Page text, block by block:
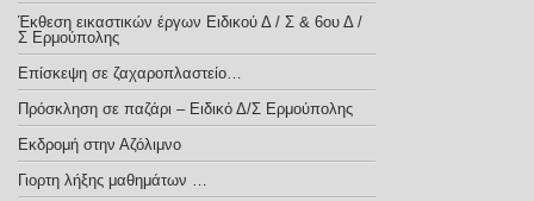
Έκθεση εικαστικών έργων Ειδικού Δ / Σ & 6ου Δ /
Σ Ερμούπολης
Επίσκεψη σε ζαχαροπλαστείο…
Πρόσκληση σε παζάρι – Ειδικό Δ/Σ Ερμούπολης
Εκδρομή στην Αζόλιμνο
Γιορτη λήξης μαθημάτων …